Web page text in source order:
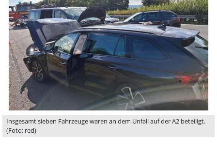
Insgesamt sieben Fahrzeuge waren an dem Unfall auf der A2 beteiligt.
(Foto: red)